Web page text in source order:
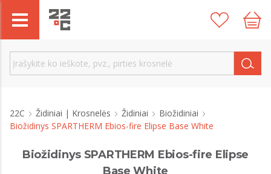
22C Židiniai | Krosnelės Židiniai
Biožidiniai
Biožidinys SPARTHERM Ebios-fire Elipse Base White
Biožidinys SPARTHERM Ebios-fire Elipse
Base White